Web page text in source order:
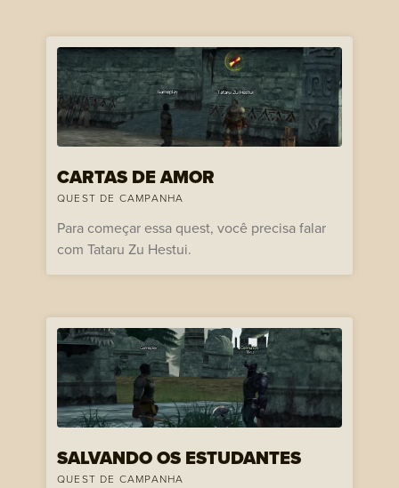
CARTAS DE AMOR
QUEST DE CAMPANHA
Para começar essa quest, você precisa falar
com Tataru Zu Hestui.
SALVANDO OS ESTUDANTES
QUEST DE CAMPANHA